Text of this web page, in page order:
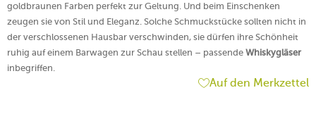
goldbraunen Farben perfekt zur Geltung. Und beim Einschenken
zeugen sie von Stil und Eleganz. Solche Schmuckstücke sollten nicht in
der verschlossenen Hausbar verschwinden, sie dürfen ihre Schönheit
ruhig auf einem Barwagen zur Schau stellen – passende Whiskygläser
inbegriffen.
Auf den Merkzettel